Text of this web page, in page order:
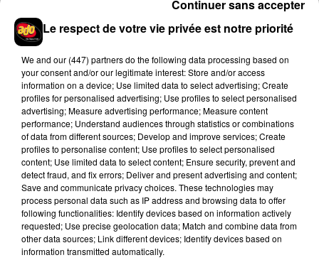
5 août 2026
Après le film, bientôt une docu-série sur
le père de Michael Jackson
4 août 2026
Josh Levi dévoile « Swerve »
Ariana Grande prendra une pause après
sa tournée mondiale
Le respect de votre vie privée est notre priorité
We and our (447) partnersdo the following data processing based on
your consent and/or our legitimate interest: Store and/or access
information on a device; Use limited data to select advertising; Create
profiles for personalised advertising; Use profiles to select personalised
advertising; Measure advertising performance; Measure content
performance; Understand audiences through statistics or combinations
of data from different sources; Develop and improve services; Create
profiles to personalise content; Use profiles to select personalised
content; Use limited data to select content; Ensure security, prevent and
detect fraud, and fix errors; Deliver and present advertising and content;
Save and communicate privacy choices. These technologies may
process personal data such as IP address and browsing data to offer
following functionalities: Identify devices based on information actively
requested; Use precise geolocation data; Match and combine data from
other data sources; Link different devices; Identify devices based on
information transmitted automatically.
Continuer sans accepter